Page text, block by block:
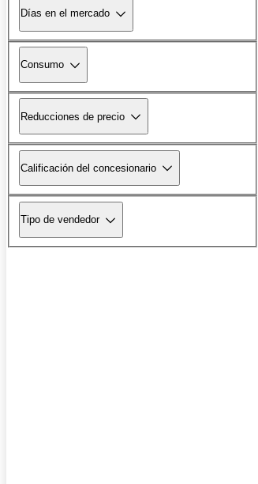
Días en el mercado
Consumo
Reducciones de precio
Calificación del concesionario
Tipo de vendedor